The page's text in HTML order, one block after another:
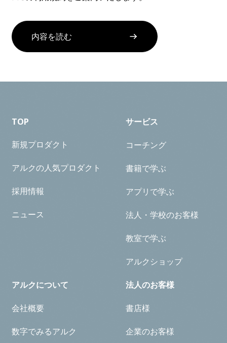
内容を読む
TOP
新規プロダクト
アルクの人気プロダクト
採用情報
ニュース
アルクについて
会社概要
数字でみるアルク
サービス
コーチング
書籍で学ぶ
アプリで学ぶ
法人・学校のお客様
教室で学ぶ
アルクショップ
法人のお客様
書店様
企業のお客様